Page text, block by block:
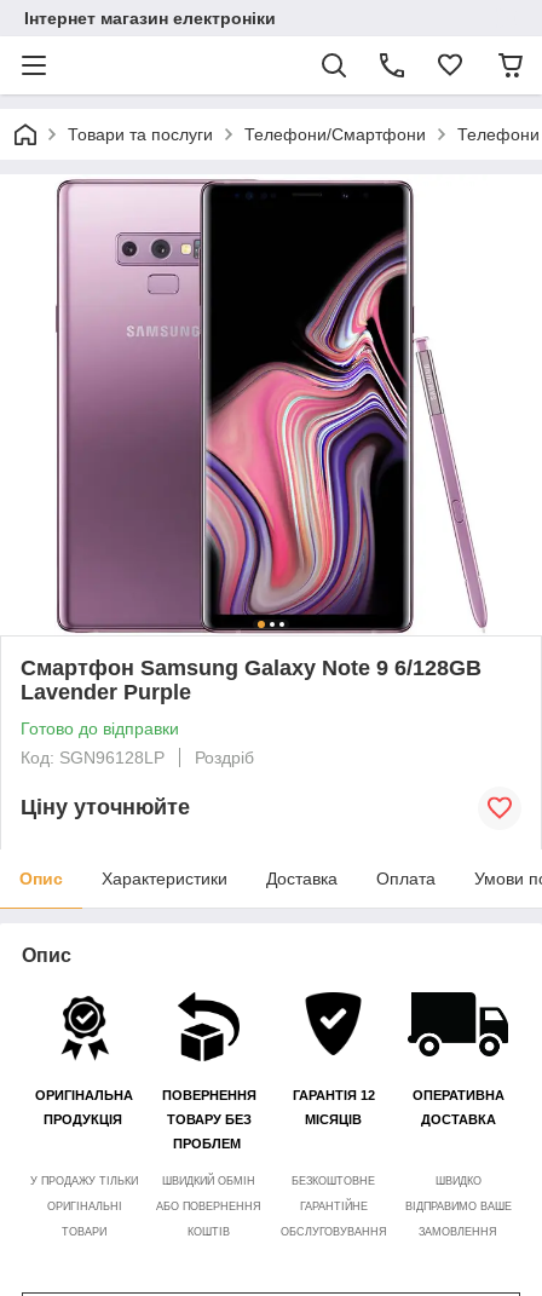
Інтернет магазин електроніки
Товари та послуги Телефони/Смартфони
Смартфон Samsung Galaxy Note 9 6/128GB
Lavender Purple
Готово до відправки
Код: SGN96128LP
Роздріб
Ціну уточнюйте
Опис Характеристики Доставка Оплата Умови
Опис
ОРИГІНАЛЬНА
ПРОДУКЦІЯ
ПОВЕРНЕННЯ
ТОВАРУ БЕЗ
ПРОБЛЕМ
ГАРАНТІЯ 12
МІСЯЦІВ
ОПЕРАТИВНА
ДОСТАВКА
У ПРОДАЖУ ТІЛЬКИ
ОРИГІНАЛЬНІ
ТОВАРИ
ШВИДКИЙ ОБМІН
АБО ПОВЕРНЕННЯ
КОШТІВ
БЕЗКОШТОВНЕ
ГАРАНТІЙНЕ
ОБСЛУГОВУВАННЯ
ШВИДКО
ВІДПРАВИМО ВАШЕ
ЗАМОВЛЕННЯ